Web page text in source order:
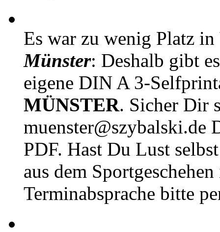
Es war zu wenig Platz in
Münster: Deshalb gibt
eigene DIN A 3-
MÜNSTER. Sicher Dir
muenster@szybalski.de
PDF. Hast Du Lust
aus dem
Terminabsprache bitte